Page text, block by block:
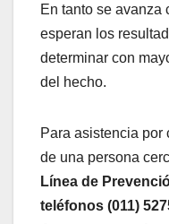
En tanto se avanza
esperan los
determinar con
del hecho.
Para asistencia
de una persona
Línea de
teléfonos (011)